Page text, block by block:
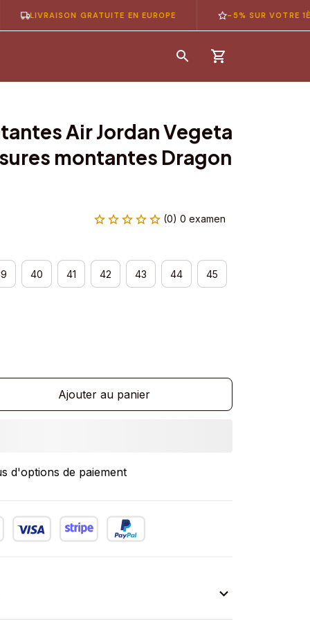
LIVRAISON GRATUITE EN EUROPE -5% SUR VOTRE 1ÈRE
Air Jordan Vegeta
montantes Dragon
(0) 0 examen
40 41 42 43 44 45
Ajouter au panier
d'options de paiement